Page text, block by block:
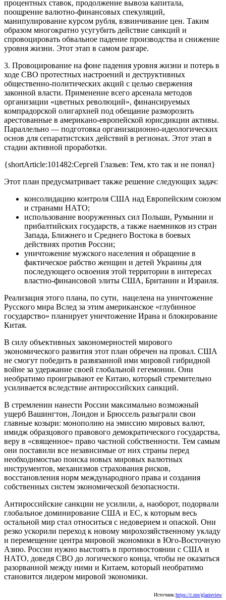
процентных ставок, продолжение вывоза капитала,
поощрение валютно-финансовых спекуляций,
манипулирование курсом рубля, взвинчивание цен. Таким
образом многократно усугубить действие санкций и
спровоцировать обвальное падение производства и снижение
уровня жизни. Этот этап в самом разгаре.
3. Провоцирование на фоне падения уровня жизни и потерь в
ходе СВО протестных настроений и деструктивных
общественно-политических акций с целью свержения
законной власти. Применение всего арсенала методов
организации «цветных революций», финансируемых
компрадорской олигархией под обещание разморозить
арестованные в американо-европейской юрисдикции активы.
Параллельно — подготовка организационно-идеологических
основ для сепаратистских действий в регионах. Этот этап в
стадии активной проработки.
{shortArticle:101482:Сергей Глазьев: Тем, кто так и не понял}
Этот план предусматривает также решение следующих задач:
консолидацию контроля США над Европейским союзом
и странами НАТО;
использование вооруженных сил Польши, Румынии и
прибалтийских государств, а также наемников из стран
Запада, Ближнего и Среднего Востока в боевых
действиях против России;
уничтожение мужского населения и обращение в
фактическое рабство женщин и детей Украины для
последующего освоения этой территории в интересах
властно-финансовой элиты США, Британии и Израиля.
Реализация этого плана, по сути, нацелена на уничтожение
Русского мира Вслед за этим американское «глубинное
государство» планирует уничтожение Ирана и блокирование
Китая.
В силу объективных закономерностей мирового
экономического развития этот план обречен на провал. США
не смогут победить в развязанной ими мировой гибридной
войне за удержание своей глобальной гегемонии. Они
необратимо проигрывают ее Китаю, который стремительно
усиливается вследствие антироссийских санкций.
В стремлении нанести России максимально возможный
ущерб Вашингтон, Лондон и Брюссель разыграли свои
главные козыри: монополию на эмиссию мировых валют,
имидж образцового правового демократического государства,
веру в «священное» право частной собственности. Тем самым
они поставили все независимые от них страны перед
необходимостью поиска новых мировых валютных
инструментов, механизмов страхования рисков,
восстановления норм международного права и создания
собственных систем экономической безопасности.
Антироссийские санкции не усилили, а, наоборот, подорвали
глобальное доминирование США и ЕС, к которым весь
остальной мир стал относиться с недоверием и опаской. Они
резко ускорили переход к новому мирохозяйственному укладу
и перемещение центра мировой экономики в Юго-Восточную
Азию. России нужно выстоять в противостоянии с США и
НАТО, доведя СВО до логического конца, чтобы не оказаться
разорванной между ними и Китаем, который необратимо
становится лидером мировой экономики.
Источник:https://t.me/glazieview